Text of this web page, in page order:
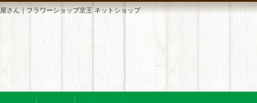
さん｜フラワーショップ京王 ネットショップ